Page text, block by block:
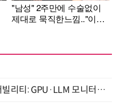
[올쇼TV] AI 시대의 옵저버빌리티: GPU·LLM 모니터링부터 AI 기반 장애 대응까지 (8/11 생방송)